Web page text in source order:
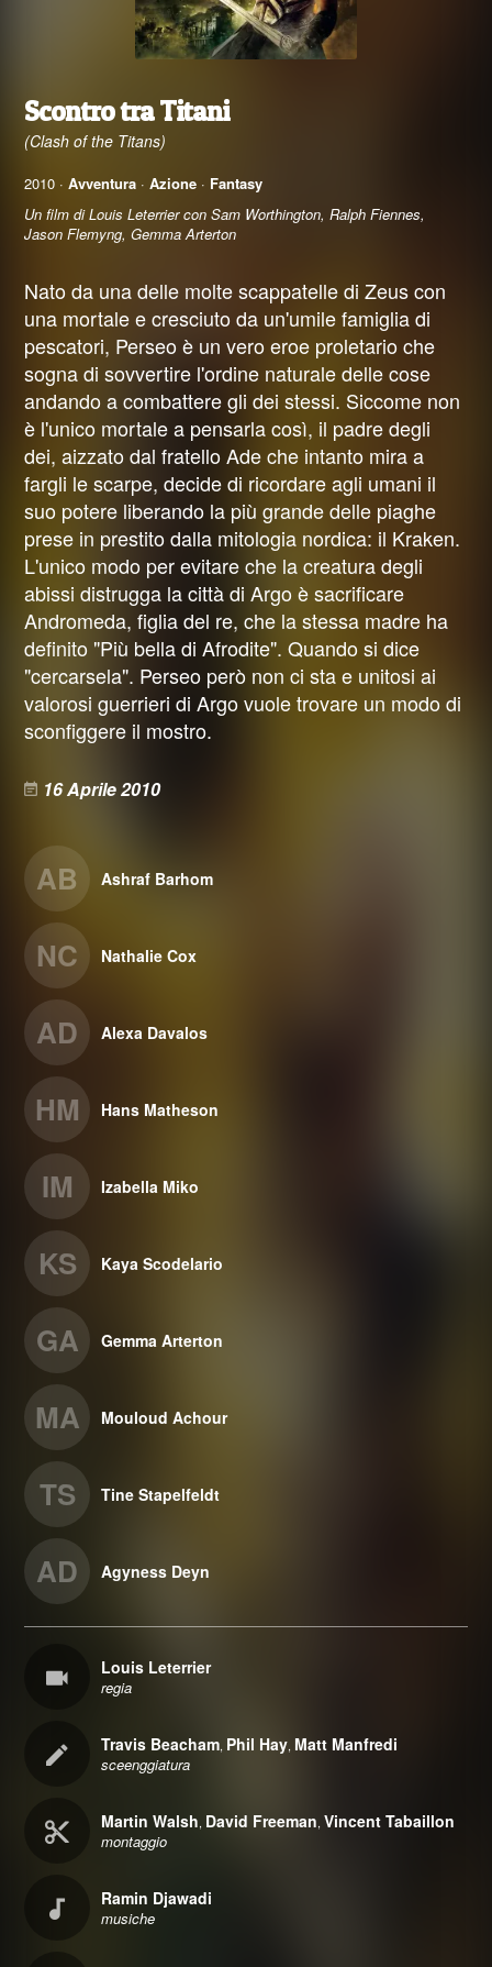
Scontro tra Titani
(Clash of the Titans)
2010 · Avventura ·Azione · Fantasy
Un film di Louis Leterrier con Sam Worthington, Ralph Fiennes,
Jason Flemyng, Gemma Arterton
Nato da una delle molte scappatelle di Zeus con
una mortale e cresciuto da un'umile famiglia di
pescatori, Perseo è un vero eroe proletario che
sogna di sovvertire l'ordine naturale delle cose
andando a combattere gli dei stessi. Siccome non
è l'unico mortale a pensarla così, il padre degli
dei, aizzato dal fratello Ade che intanto mira a
fargli le scarpe, decide di ricordare agli umani il
suo potere liberando la più grande delle piaghe
prese in prestito dalla mitologia nordica: il Kraken.
L'unico modo per evitare che la creatura degli
abissi distrugga la città di Argo è sacrificare
Andromeda, figlia del re, che la stessa madre ha
definito "Più bella di Afrodite". Quando si dice
"cercarsela". Perseo però non ci sta e unitosi ai
valorosi guerrieri di Argo vuole trovare un modo di
sconfiggere il mostro.
16 Aprile 2010
AB Ashraf Barhom
NC Nathalie Cox
AD Alexa Davalos
HM Hans Matheson
IM Izabella Miko
KS Kaya Scodelario
GA Gemma Arterton
MA Mouloud Achour
TS Tine Stapelfeldt
AD Agyness Deyn
Louis Leterrier
regia
Travis Beacham, Phil Hay, Matt Manfredi
sceenggiatura
Martin Walsh, David Freeman,Vincent Tabaillon
montaggio
Ramin Djawadi
musiche